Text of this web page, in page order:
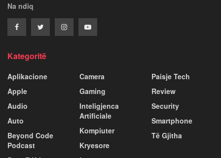
Na ndiq
Kategoritë
Aplikacione
Apple
Audio
Auto
Beyond Code
Podcast
Camera
Gaming
Inteligjenca
Artificiale
Kompiuter
Kryesore
Paisje Tech
Review
Security
Smartphone
Të Gjitha